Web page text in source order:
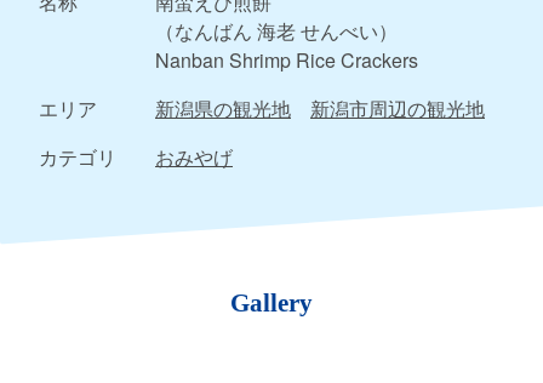
（なんばん 海老 せんべい）
Nanban Shrimp Rice Crackers
エリア
新潟県の観光地
新潟市周辺の観光地
カテゴリ
おみやげ
Gallery